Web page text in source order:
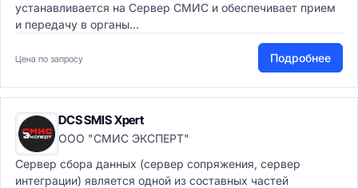
устанавливается на Сервер СМИС и обеспечивает прием
и передачу в органы...
Цена по запросу Подробнее
DCS SMIS Xpert
ООО "СМИС ЭКСПЕРТ"
Сервер сбора данных (сервер сопряжения, сервер
интеграции) является одной из составных частей